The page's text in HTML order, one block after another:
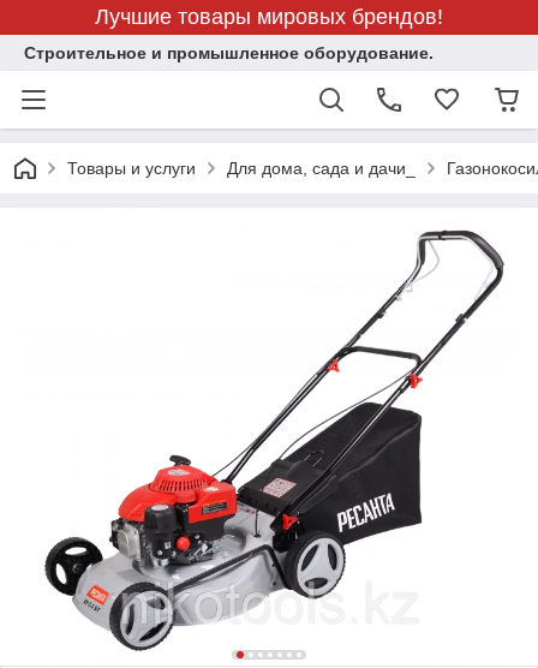
Лучшие товары мировых брендов!
Строительное и промышленное оборудование.
Товары и услуги Для дома, сада и дачи_